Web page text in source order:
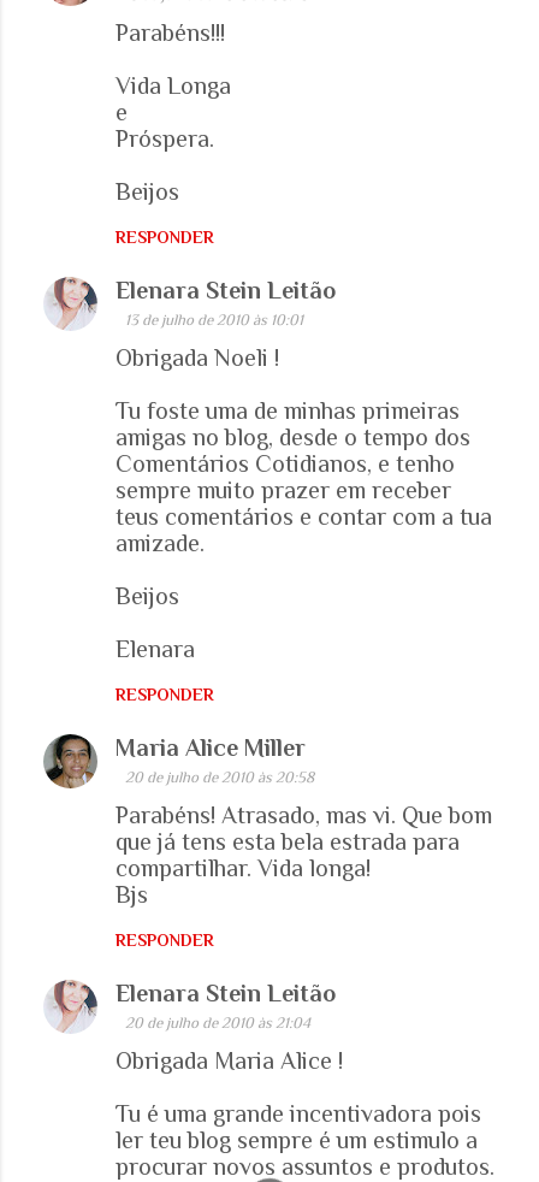
o
s
Parabéns!!!
Vida Longa
e
Próspera.
Beijos
RESPONDER
Elenara Stein Leitão
13 de julho de 2010 às 10:01
Obrigada Noeli !
Tu foste uma de minhas primeiras
amigas no blog, desde o tempo dos
Comentários Cotidianos, e tenho
sempre muito prazer em receber
teus comentários e contar com a tua
amizade.
Beijos
Elenara
RESPONDER
Maria Alice Miller
20 de julho de 2010 às 20:58
Parabéns! Atrasado, mas vi. Que bom
que já tens esta bela estrada para
compartilhar. Vida longa!
Bjs
RESPONDER
Elenara Stein Leitão
20 de julho de 2010 às 21:04
Obrigada Maria Alice !
Tu é uma grande incentivadora pois
ler teu blog sempre é um estimulo a
procurar novos assuntos e produtos.